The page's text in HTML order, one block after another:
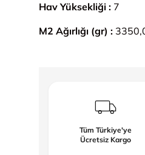
Hav Yüksekliği : 7
M2 Ağırlığı (gr) :
Tüm Türkiye'ye
Ücretsiz Kargo